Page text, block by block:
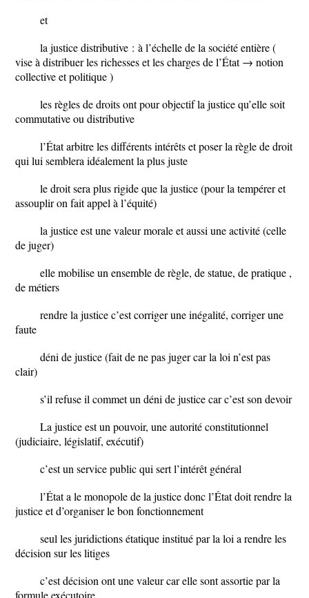
et
la justice distributive : à l’échelle de la société entière (
vise à distribuer les richesses et les charges de l’État → notion
collective et politique )
les règles de droits ont pour objectif la justice qu’elle soit
commutative ou distributive
l’État arbitre les différents intérêts et poser la règle de droit
qui lui semblera idéalement la plus juste
le droit sera plus rigide que la justice (pour la tempérer et
assouplir on fait appel à l’équité)
la justice est une valeur morale et aussi une activité (celle
de juger)
elle mobilise un ensemble de règle, de statue, de pratique ,
de métiers
rendre la justice c’est corriger une inégalité, corriger une
faute
déni de justice (fait de ne pas juger car la loi n’est pas
clair)
s’il refuse il commet un déni de justice car c’est son devoir
La justice est un pouvoir, une autorité constitutionnel
(judiciaire, législatif, exécutif)
c’est un service public qui sert l’intérêt général
l’État a le monopole de la justice donc l’État doit rendre la
justice et d’organiser le bon fonctionnement
seul les juridictions étatique institué par la loi a rendre les
décision sur les litiges
c’est décision ont une valeur car elle sont assortie par la
formule exécutoire